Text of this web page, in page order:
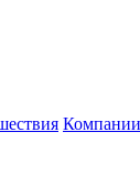
Компании